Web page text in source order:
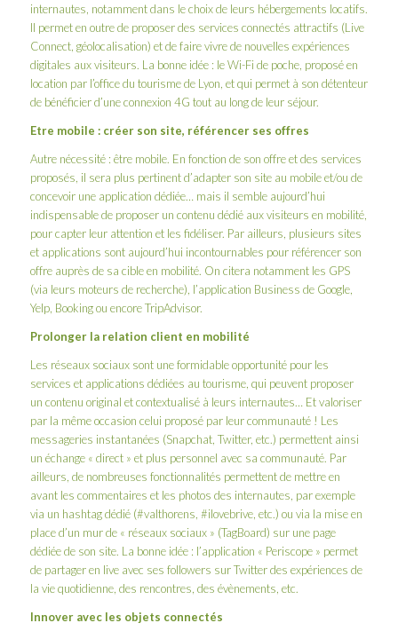
internautes, notamment dans le choix de leurs hébergements locatifs.
Il permet en outre de proposer des services connectés attractifs (Live
Connect, géolocalisation) et de faire vivre de nouvelles expériences
digitales aux visiteurs. La bonne idée : leWi-Fi de poche, proposé en
location par l’office du tourisme de Lyon , et qui permet à son détenteur
de bénéficier d’une connexion 4G tout au long de leur séjour.
Etre mobile : créer son site, référencer ses offres
Autre nécessité : être mobile. En fonction de son offre et des services
proposés, il sera plus pertinent d’adapter son site au mobile et/ou de
concevoir une application dédiée… mais il semble aujourd’hui
indispensable de proposer un contenu dédié aux visiteurs en mobilité,
pour capter leur attention et les fidéliser. Par ailleurs, plusieurs sites
et applications sont aujourd’hui incontournables pour référencer son
offre auprès de sa cible en mobilité. On citera notamment les GPS
(via leurs moteurs de recherche), l’application Business de Google,
Yelp, Booking ou encore TripAdvisor.
Prolonger la relation client en mobilité
Les réseaux sociaux sont une formidable opportunité pour les
services et applications dédiées au tourisme, qui peuvent proposer
un contenu original et contextualisé à leurs internautes… Et valoriser
par la même occasion celui proposé par leur communauté ! Les
messageries instantanées (Snapchat, Twitter, etc.) permettent ainsi
un échange « direct » et plus personnel avec sa communauté. Par
ailleurs, de nombreuses fonctionnalités permettent de mettre en
avant les commentaires et les photos des internautes, par exemple
via un hashtag dédié (#valthorens, #ilovebrive, etc.) ou via la mise en
place d’un mur de « réseaux sociaux » (TagBoard) sur une page
dédiée de son site. La bonne idée : l’application « Periscope » permet
de partager en live avec ses followers sur Twitter des expériences de
la vie quotidienne, des rencontres, des évènements, etc.
Innover avec les objets connectés